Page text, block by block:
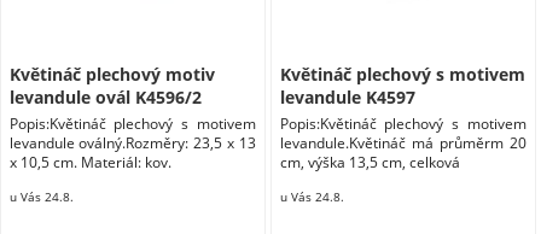
Květináč plechový motiv
levandule ovál K4596/2
Popis:Květináč plechový s motivem
levandule oválný.Rozměry: 23,5 x 13
x 10,5 cm. Materiál: kov.
u Vás 24.8.
Květináč plechový s motivem
levandule K4597
Popis:Květináč plechový s motivem
levandule.Květináč má průměrm 20
cm, výška 13,5 cm, celková
u Vás 24.8.